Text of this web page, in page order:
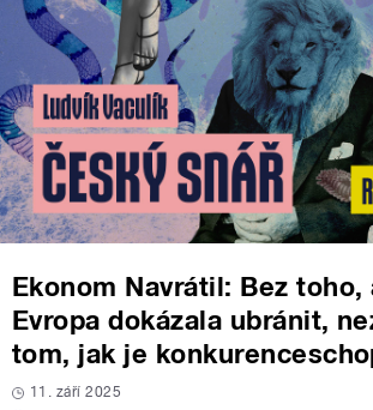
Ekonom Navrátil: Bez toho,
Evropa dokázala ubránit,
tom, jak je
11. září 2025